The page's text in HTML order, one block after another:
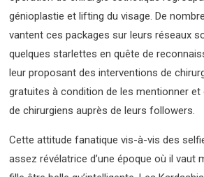
génioplastie et lifting du visage. De
vantent ces packages sur leurs réseaux
quelques starlettes en quête de
leur proposant des interventions de
gratuites à condition de les mentionner et
de chirurgiens auprès de leurs followers.
Cette attitude fanatique vis-à-vis des
assez révélatrice d’une époque où il vaut